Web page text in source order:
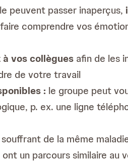
peuvent passer inaperçus,
comprendre vos
vos collègues afin de les
de votre travail
: le groupe peut
p. ex. une ligne
de la même
un parcours similaire au